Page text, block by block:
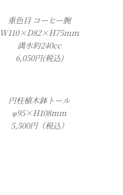
重色目 コーヒー腕
W110×D82×H75mm
満水約240cc
6,050円(税込)
円柱植木鉢トール
φ95×H108mm
5,500円（税込）